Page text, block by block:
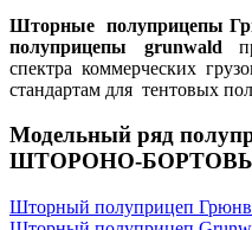
Шторные полуприцепы
полуприцепы grunwald
спектра коммерческих
стандартам для тентовых
Модельный ряд
ШТОРОНО-
Шторный полуприцеп